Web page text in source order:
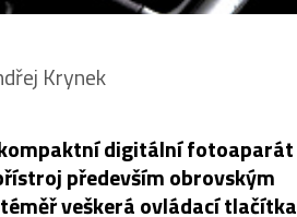
Krynek
digitální fotoaparát
především obrovským
veškerá ovládací tlačítka